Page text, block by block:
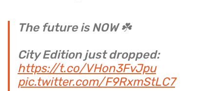
The future is NOW ☘️
City Edition just dropped:
https://t.co/VHon3FvJpu
pic.twitter.com/F9RxmStLC7